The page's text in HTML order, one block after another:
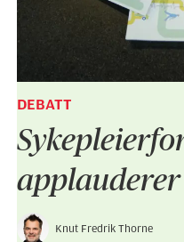
DEBATT
Knut Fredrik Thorne